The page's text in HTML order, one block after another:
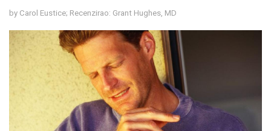
by Carol Eustice; Recenzirao: Grant Hughes, MD